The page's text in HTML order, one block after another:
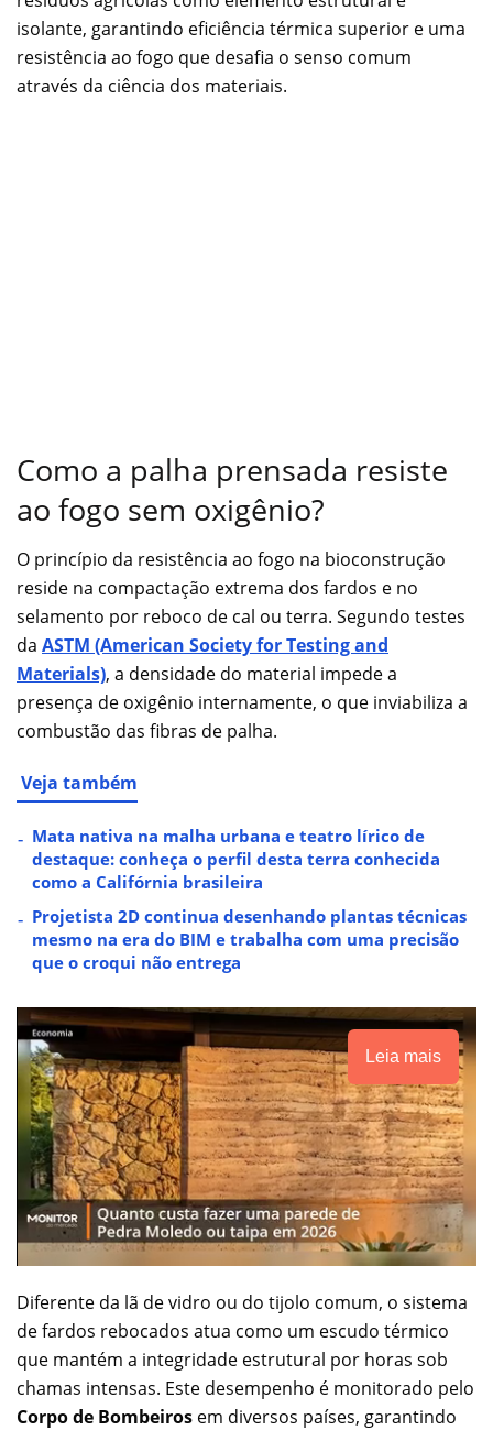
isolante, garantindo eficiência térmica superior e uma
resistência ao fogo que desafia o senso comum
através da ciência dos materiais.
Como a palha prensada resiste
ao fogo sem oxigênio?
O princípio da resistência ao fogo na bioconstrução
reside na compactação extrema dos fardos e no
selamento por reboco de cal ou terra. Segundo testes
da ASTM (American Society for Testing and
Materials), a densidade do material impede a
presença de oxigênio internamente, o que inviabiliza a
combustão das fibras de palha.
Veja também
Mata nativa na malha urbana e teatro lírico de
destaque: conheça o perfil desta terra conhecida
como a Califórnia brasileira
Projetista 2D continua desenhando plantas técnicas
mesmo na era do BIM e trabalha com uma precisão
que o croqui não entrega
Leia mais
Diferente da lã de vidro ou do tijolo comum, o sistema
de fardos rebocados atua como um escudo térmico
que mantém a integridade estrutural por horas sob
chamas intensas. Este desempenho é monitorado pelo
Corpo de Bombeiros em diversos países, garantindo